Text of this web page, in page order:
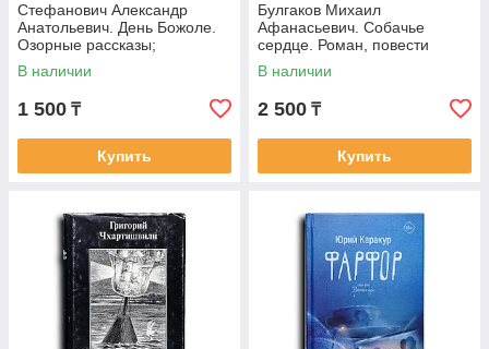
Стефанович Александр
Анатольевич. День Божоле.
Озорные рассказы;
Казанова-2000: Разговоры о
жизни, любви,
В наличии
1 500 ₸
Купить
Булгаков Михаил
Афанасьевич. Собачье
сердце. Роман, повести
В наличии
2 500 ₸
Купить